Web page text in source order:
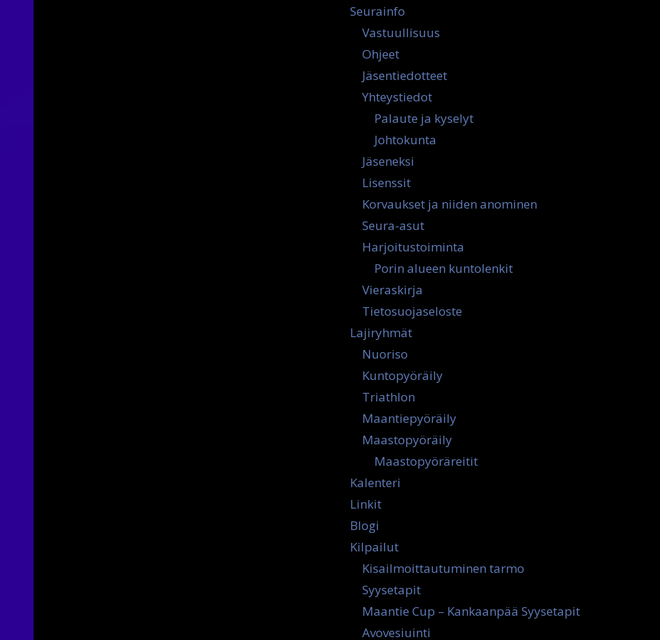
Seurainfo
Vastuullisuus
Ohjeet
Jäsentiedotteet
Yhteystiedot
Palaute ja kyselyt
Johtokunta
Jäseneksi
Lisenssit
Korvaukset ja niiden anominen
Seura-asut
Harjoitustoiminta
Porin alueen kuntolenkit
Vieraskirja
Tietosuojaseloste
Lajiryhmät
Nuoriso
Kuntopyöräily
Triathlon
Maantiepyöräily
Maastopyöräily
Maastopyöräreitit
Kalenteri
Linkit
Blogi
Kilpailut
Kisailmoittautuminen tarmo
Syysetapit
Maantie Cup – Kankaanpää Syysetapit
Avovesiuinti